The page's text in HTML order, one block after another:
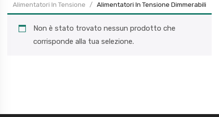
Alimentatori In Tensione
Alimentatori In Tensione Dimmerabili
Non è stato trovato nessun prodotto che
corrisponde alla tua selezione.